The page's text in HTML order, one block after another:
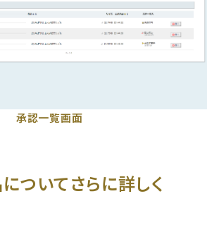
承認一覧画面
ついてさらに詳しく